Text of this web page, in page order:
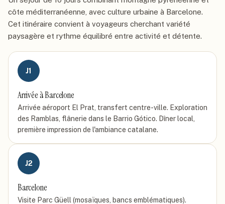
côte méditerranéenne, avec culture urbaine à Barcelone.
Cet itinéraire convient à voyageurs cherchant variété
paysagère et rythme équilibré entre activité et détente.
J1
Arrivée à Barcelone
Arrivée aéroport El Prat, transfert centre-ville. Exploration
des Ramblas, flânerie dans le Barrio Gótico. Dîner local,
première impression de l'ambiance catalane.
J2
Barcelone
Visite Parc Güell (mosaïques, bancs emblématiques).